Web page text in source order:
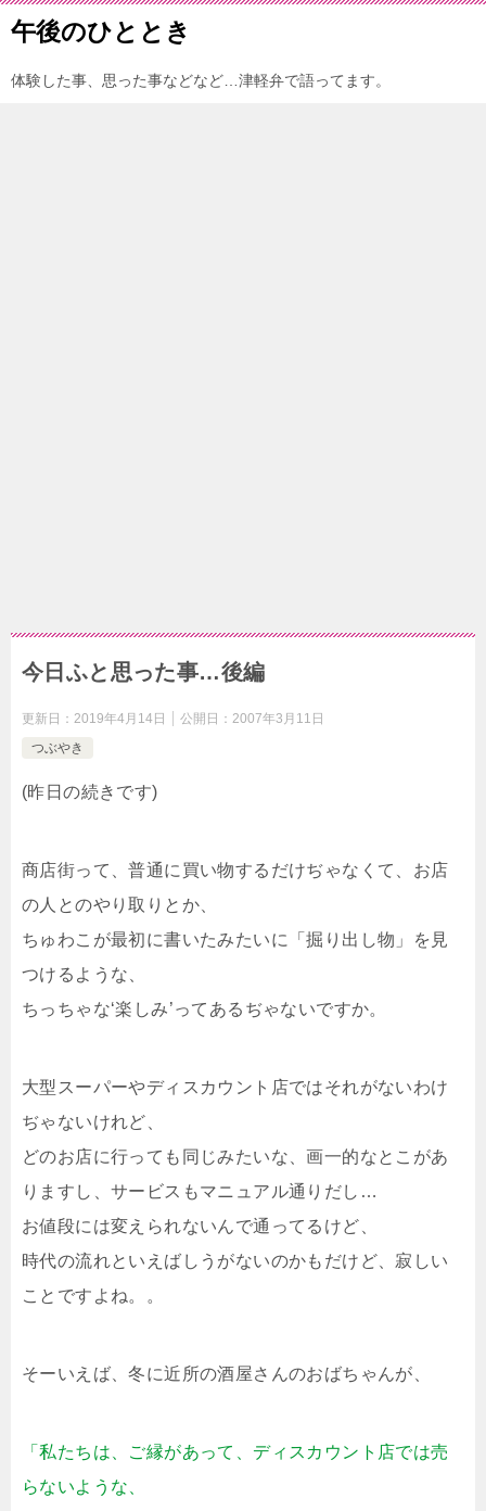
午後のひととき
体験した事、思った事などなど…津軽弁で語ってます。
今日ふと思った事…後編
更新日： 2019年4月14日 公開日： 2007年3月11日
つぶやき
(昨日の続きです)
商店街って、普通に買い物するだけぢゃなくて、お店
の人とのやり取りとか、
ちゅわこが最初に書いたみたいに「掘り出し物」を見
つけるような、
ちっちゃな‘楽しみ’ってあるぢゃないですか。
大型スーパーやディスカウント店ではそれがないわけ
ぢゃないけれど、
どのお店に行っても同じみたいな、画一的なとこがあ
りますし、サービスもマニュアル通りだし…
お値段には変えられないんで通ってるけど、
時代の流れといえばしうがないのかもだけど、寂しい
ことですよね。。
そーいえば、冬に近所の酒屋さんのおばちゃんが、
「私たちは、ご縁があって、ディスカウント店では売
らないような、